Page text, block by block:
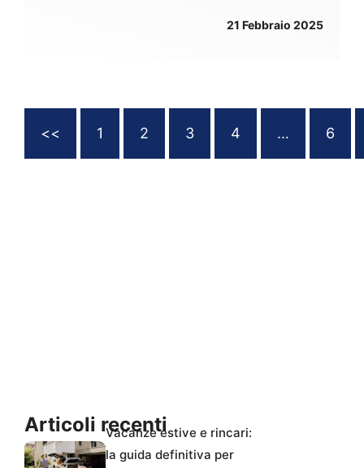
21 Febbraio 2025
<< 1 2 3 4 … 6
Articoli recentiVacanze estive e rincari:
la guida definitiva per